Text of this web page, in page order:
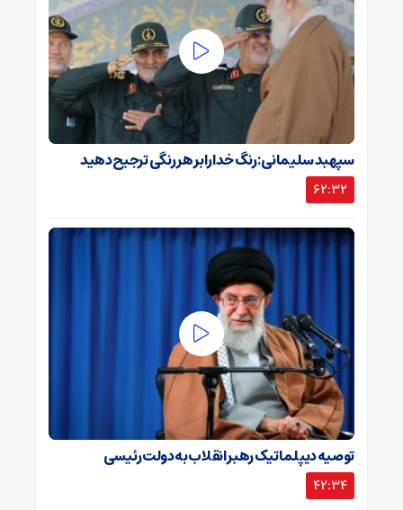
سپهبد سلیمانی: رنگ خدا را بر هر رنگی ترجیح دهید
62:32
توصیه دیپلماتیک رهبر انقلاب به دولت رئیسی
42:34